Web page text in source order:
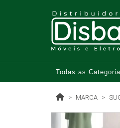
Todas as
MARCA